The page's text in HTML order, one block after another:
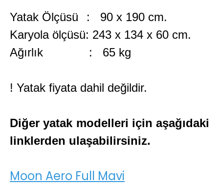
Yatak Ölçüsü
: 90 x 190 cm.
Karyola ölçüsü: 243 x 134 x 60 cm.
Ağırlık
: 65 kg
! Yatak fiyata dahil değildir.
Diğer yatak modelleri için aşağıdaki
linklerden ulaşabilirsiniz.
Moon Aero Full Mavi